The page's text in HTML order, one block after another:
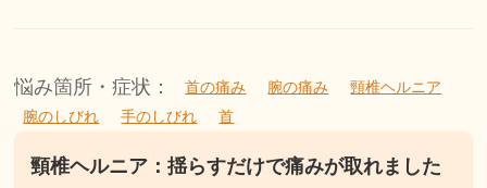
悩み箇所・症状： 首の痛み 腕の痛み
頸椎ヘルニア
腕のしびれ
手のしびれ 首
頸椎ヘルニア：揺らすだけで痛みが取れました